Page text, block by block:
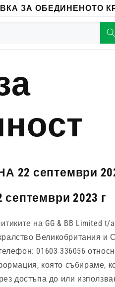
ЗА ОБЕДИНЕНОТО
септември
2023 г
на GG & BB Limited t/a
Великобритания и
01603 336056
която събираме,
достъпа до или